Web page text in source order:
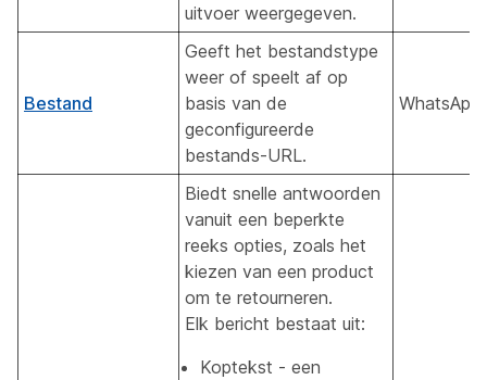
uitvoer weergegeven.
Bestand
Geeft het bestandstype
weer of speelt af op
basis van de
geconfigureerde
bestands-URL.
WhatsApp
Biedt snelle antwoorden
vanuit een beperkte
reeks opties, zoals het
kiezen van een product
om te retourneren.
Elk bericht bestaat uit:
Koptekst - een